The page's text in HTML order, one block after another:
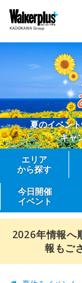
夏のイベン
キャ
エリア
から探す
今日開催
イベント
2026年情報へ
報もご